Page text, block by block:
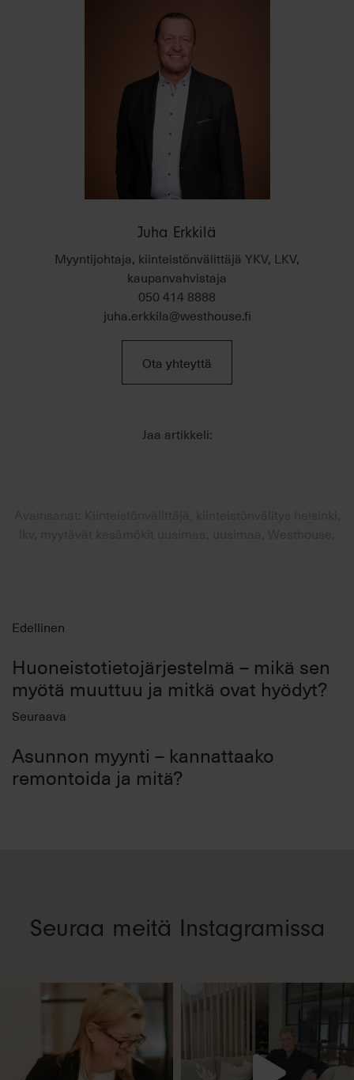
Juha Erkkilä
Myyntijohtaja, kiinteistönvälittäjä YKV, LKV,
kaupanvahvistaja
050 414 8888
juha.erkkila@westhouse.fi
Ota yhteyttä
Jaa artikkeli:
Edellinen
Huoneistotietojärjestelmä – mikä sen
myötä muuttuu ja mitkä ovat hyödyt?
Seuraava
Asunnon myynti – kannattaako
remontoida ja mitä?
Seuraa meitä Instagramissa